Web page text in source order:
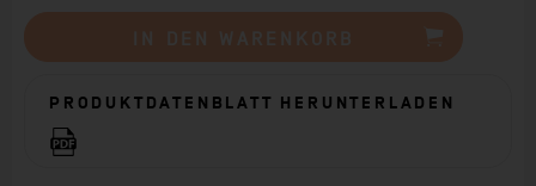
PRODUKTDATENBLATT HERUNTERLADEN